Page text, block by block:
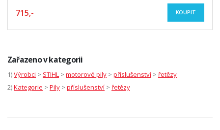
715,- KOUPIT
Zařazeno v kategorii
1)Výrobci > STIHL > motorové pily > příslušenství > řetězy
2)Kategorie > Pily > příslušenství > řetězy